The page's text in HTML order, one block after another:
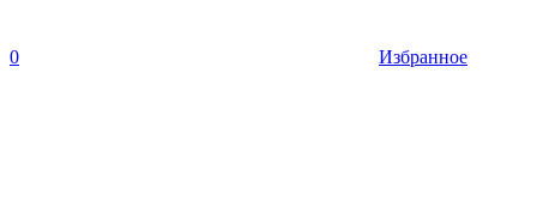
0 Избранное